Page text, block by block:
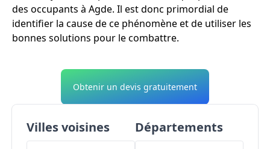
des occupants à Agde. Il est donc primordial de
identifier la cause de ce phénomène et de utiliser les
bonnes solutions pour le combattre.
Obtenir un devis gratuitement
Villes voisines Départements